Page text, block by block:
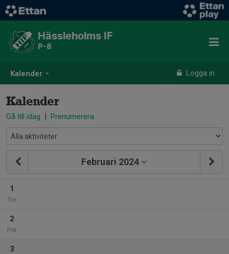
Kalender Logga in
Hässleholms IF
P-8
Kalender
Gå till idag | Prenumerera
Februari 2024
1
Tor
2
Fre
3